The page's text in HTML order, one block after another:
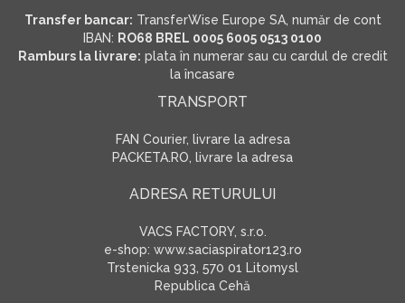
Transfer bancar: TransferWise Europe SA, număr de cont
IBAN: RO68 BREL 0005 6005 0513 0100
Ramburs la livrare: plata în numerar sau cu cardul de credit
la încasare
TRANSPORT
FAN Courier, livrare la adresa
PACKETA.RO, livrare la adresa
ADRESA RETURULUI
VACS FACTORY, s.r.o.
e-shop: www.saciaspirator123.ro
Trstenicka 933, 570 01 Litomysl
Republica Cehă